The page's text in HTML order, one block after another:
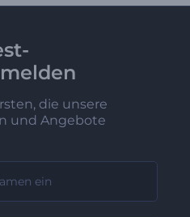
die unsere
und Angebote